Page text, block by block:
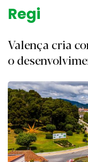
Região.
Valença cria
o